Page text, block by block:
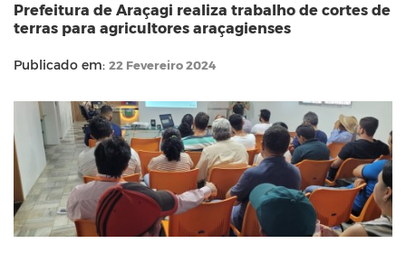
Prefeitura de Araçagi realiza trabalho de cortes de
terras para agricultores araçagienses
Publicado em: 22 Fevereiro 2024